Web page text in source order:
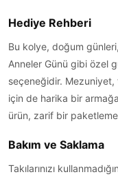
Hediye Rehberi
Bu kolye, doğum
Anneler Günü gibi özel
seçeneğidir. Mezuniyet,
için de harika bir
ürün, zarif bir paketleme
Bakım ve Saklama
Takılarınızı